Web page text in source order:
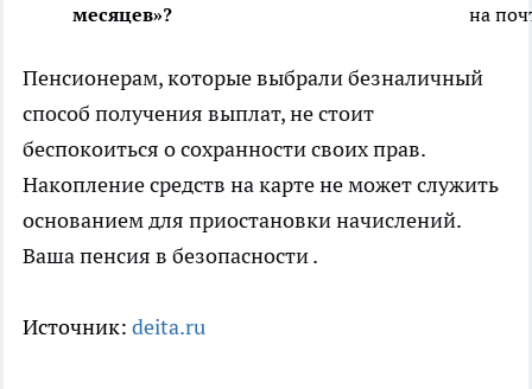
месяцев»?
на
Пенсионерам, которые выбрали безналичный
способ получения выплат, не стоит
беспокоиться о сохранности своих прав.
Накопление средств на карте не может служить
основанием для приостановки начислений.
Ваша пенсия в безопасности .
Источник: deita.ru